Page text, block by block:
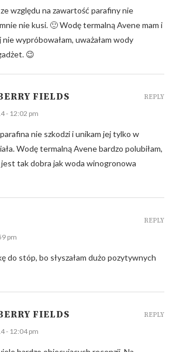
względu na zawartość parafiny nie
nie kusi. 🙂 Wodę termalną Avene mam i
wypróbowałam, uważałam wody
😉
FIELDS
- 12:02 pm
nie szkodzi i unikam jej tylko w
Wodę termalną Avene bardzo polubiłam,
tak dobra jak woda winogronowa
REPLY
pm
do stóp, bo słyszałam dużo pozytywnych
REPLY
FIELDS
- 12:04 pm
REPLY